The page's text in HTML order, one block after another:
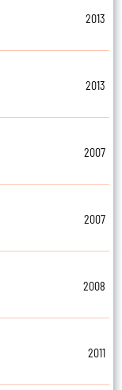
2013
2013
2007
2007
2008
2011